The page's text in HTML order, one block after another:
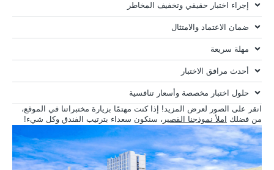
إجراء اختبار حقيقي وتخفيف المخاطر
ضمان الاعتماد والامتثال
مهلة سريعة
أحدث مرافق الاختبار
حلول اختبار مخصصة وأسعار تنافسية
انقر على الصور لعرض المزيد! إذا كنت مهتمًا بزيارة مختبراتنا في الموقع،
من فضلك
املأ نموذجنا القصير ، سنكون سعداء بترتيب الفندق وكل شيء!